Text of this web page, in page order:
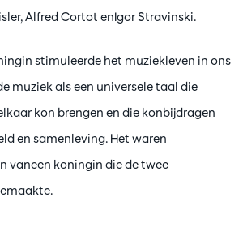
Alfred Cortot enIgor Stravinski.
stimuleerde het muziekleven in ons
muziek als een universele taal die
kon brengen en die konbijdragen
en samenleving. Het waren
vaneen koningin die de twee